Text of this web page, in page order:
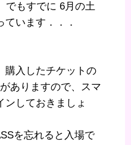
でもすでに 6月の土
ています．．．
購入したチケットの
ありますので、スマ
ンしておきましょ
を忘れると入場で